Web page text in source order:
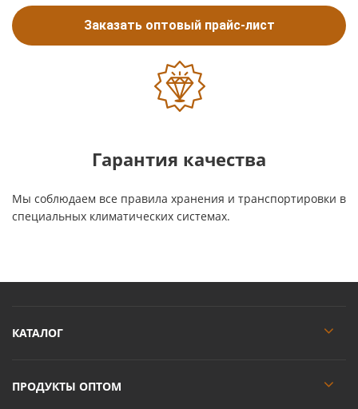
Заказать оптовый прайс-лист
Гарантия качества
Мы соблюдаем все правила хранения и транспортировки в
специальных климатических системах.
КАТАЛОГ
ПРОДУКТЫ ОПТОМ